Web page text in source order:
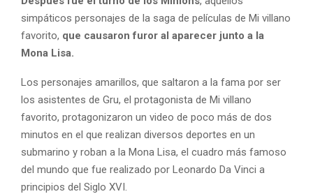
simpáticos personajes de la saga de películas de Mi villano
favorito, que causaron furor al aparecer junto a la
Mona Lisa.
Los personajes amarillos, que saltaron a la fama por ser
los asistentes de Gru, el protagonista de Mi villano
favorito, protagonizaron un video de poco más de dos
minutos en el que realizan diversos deportes en un
submarino y roban a la Mona Lisa, el cuadro más famoso
del mundo que fue realizado por Leonardo Da Vinci a
principios del Siglo XVI.